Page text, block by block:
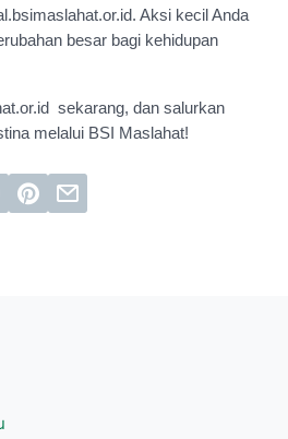
Aksi kecil Anda
besar bagi kehidupan
sekarang, dan salurkan
melalui BSI Maslahat!